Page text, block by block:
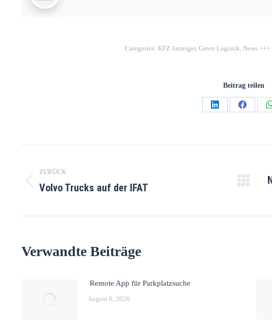
Categories: KFZ Anzeiger, Green Logistik News +++
Beitrag teilen
ZURÜCK
Volvo Trucks auf der IFAT
Verwandte Beiträge
Remote App für Parkplatzsuche
August 6, 2026